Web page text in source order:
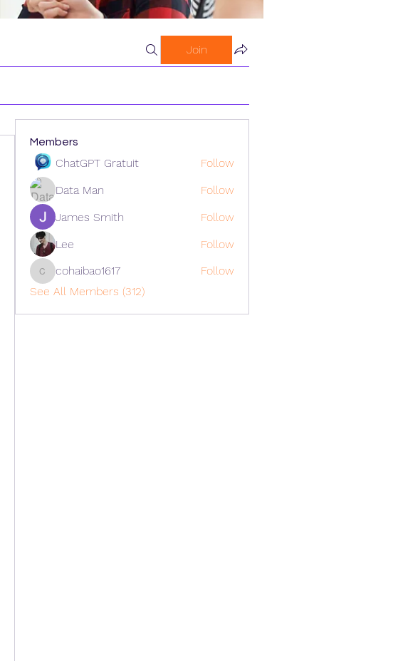
Join
Members
ChatGPT Gratuit
Follow
Data Man
Follow
James Smith
Follow
Lee
Follow
cohaibao1617
cohaibao1617
Follow
See All Members (312)